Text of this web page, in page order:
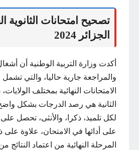
تصحيح امتحانات الثانوية
الجزائر 2024
أكدت وزارة التربية الوطنية أن
والمراجعة جارية حاليا، والتي
الامتحانات النهائية بمختلف
الثانية هي رصد الدرجات بشكل
لكل تلميذ، ذكرا، والأنثى، تحصل
على أدائها في الامتحان، علاوة على
المرحلة النهائية من اعتماد النتائج